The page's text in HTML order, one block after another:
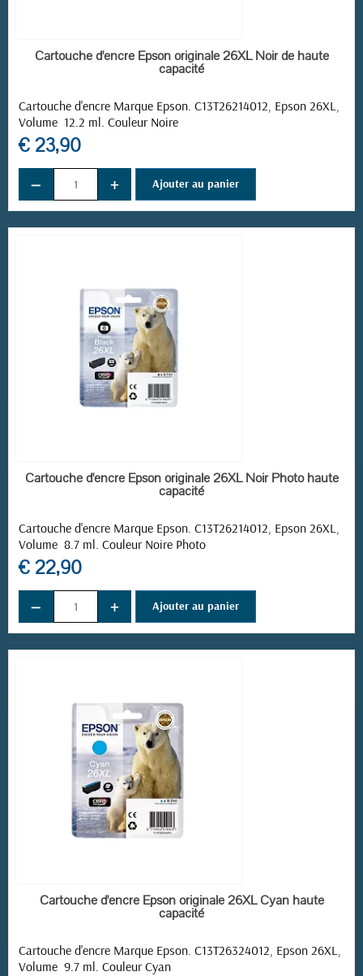
EN STOCK
Cartouche d'encre Epson originale 26XL Noir de haute
capacité
Cartouche d'encre Marque Epson. C13T26214012, Epson 26XL,
Volume 12.2 ml. Couleur Noire
€ 23,90
− + Ajouter au panier
EN STOCK
Cartouche d'encre Epson originale 26XL Noir Photo haute
capacité
Cartouche d'encre Marque Epson. C13T26214012, Epson 26XL,
Volume 8.7 ml. Couleur Noire Photo
€ 22,90
− + Ajouter au panier
RUPTURE DE STOCK
Cartouche d'encre Epson originale 26XL Cyan haute
capacité
Cartouche d'encre Marque Epson. C13T26324012, Epson 26XL,
Volume 9.7 ml. Couleur Cyan